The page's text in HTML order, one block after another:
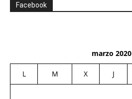
Facebook
marzo 2020
L M X J